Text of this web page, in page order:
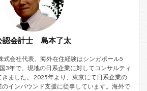
認会計士 島本了太
式会社代表。海外在住経験はシンガポール5
3年で、現地の日系企業に対してコンサルティ
ました。 2025年より、東京にて日系企業の
インバウンド支援に従事しています。海外で